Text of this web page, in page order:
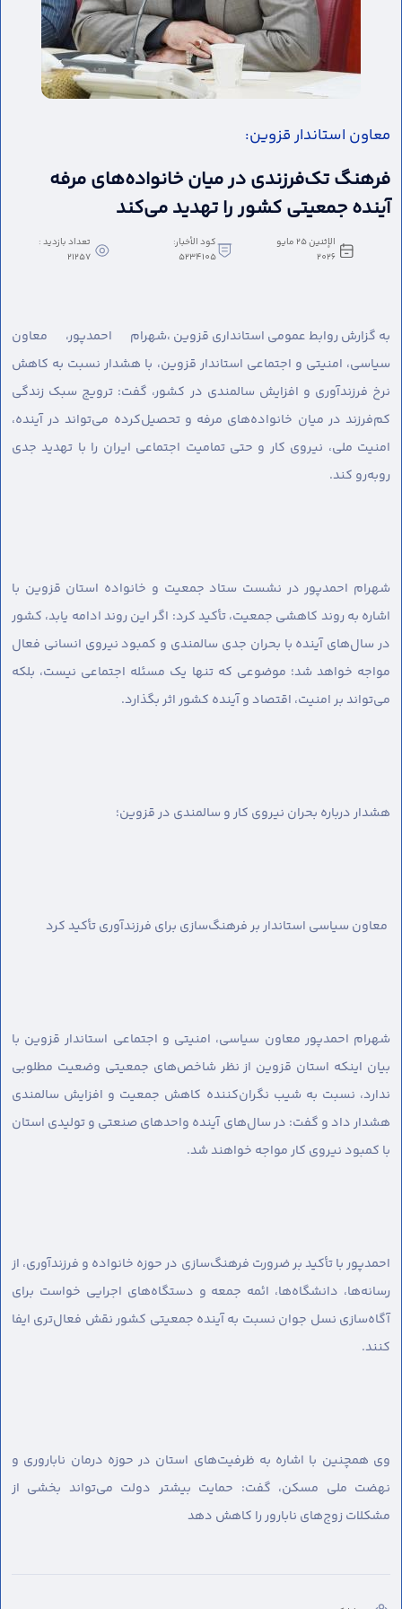
معاون استاندار قزوین:
فرهنگ تک‌فرزندی در میان خانواده‌های مرفه
آینده جمعیتی کشور را تهدید می‌کند
الإثنين ٢٥ مايو
٢٠٢٦
كود الأخبار:
5234105
تعداد بازدید :
21257
به گزارش روابط عمومی استانداری قزوین ،شهرام احمدپور، معاون
سیاسی، امنیتی و اجتماعی استاندار قزوین، با هشدار نسبت به کاهش
نرخ فرزندآوری و افزایش سالمندی در کشور، گفت: ترویج سبک زندگی
کم‌فرزند در میان خانواده‌های مرفه و تحصیل‌کرده می‌تواند در آینده،
امنیت ملی، نیروی کار و حتی تمامیت اجتماعی ایران را با تهدید جدی
روبه‌رو کند.
شهرام احمدپور در نشست ستاد جمعیت و خانواده استان قزوین با
اشاره به روند کاهشی جمعیت، تأکید کرد: اگر این روند ادامه یابد، کشور
در سال‌های آینده با بحران جدی سالمندی و کمبود نیروی انسانی فعال
مواجه خواهد شد؛ موضوعی که تنها یک مسئله اجتماعی نیست، بلکه
می‌تواند بر امنیت، اقتصاد و آینده کشور اثر بگذارد.
هشدار درباره بحران نیروی کار و سالمندی در قزوین؛
معاون سیاسی استاندار بر فرهنگ‌سازی برای فرزندآوری تأکید کرد
شهرام احمدپور معاون سیاسی، امنیتی و اجتماعی استاندار قزوین با
بیان اینکه استان قزوین از نظر شاخص‌های جمعیتی وضعیت مطلوبی
ندارد، نسبت به شیب نگران‌کننده کاهش جمعیت و افزایش سالمندی
هشدار داد و گفت: در سال‌های آینده واحدهای صنعتی و تولیدی استان
با کمبود نیروی کار مواجه خواهند شد.
احمدپور با تأکید بر ضرورت فرهنگ‌سازی در حوزه خانواده و فرزندآوری، از
رسانه‌ها، دانشگاه‌ها، ائمه جمعه و دستگاه‌های اجرایی خواست برای
آگاه‌سازی نسل جوان نسبت به آینده جمعیتی کشور نقش فعال‌تری ایفا
کنند.
وی همچنین با اشاره به ظرفیت‌های استان در حوزه درمان ناباروری و
نهضت ملی مسکن، گفت: حمایت بیشتر دولت می‌تواند بخشی از
مشکلات زوج‌های نابارور را کاهش دهد